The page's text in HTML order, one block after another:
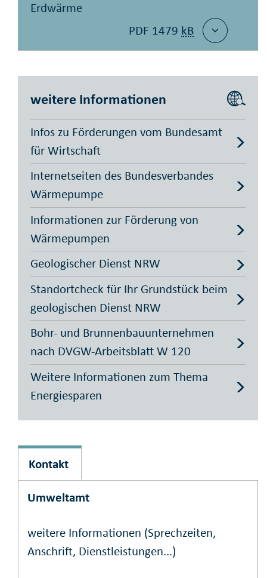
Erdwärme
PDF 1479 kB
weitere Informationen
Infos zu Förderungen vom Bundesamt
für Wirtschaft
Internetseiten des Bundesverbandes
Wärmepumpe
Informationen zur Förderung von
Wärmepumpen
Geologischer Dienst NRW
Standortcheck für Ihr Grundstück beim
geologischen Dienst NRW
Bohr- und Brunnenbauunternehmen
nach DVGW-Arbeitsblatt W 120
Weitere Informationen zum Thema
Energiesparen
Kontakt
Umweltamt
weitere Informationen (Sprechzeiten,
Anschrift, Dienstleistungen...)